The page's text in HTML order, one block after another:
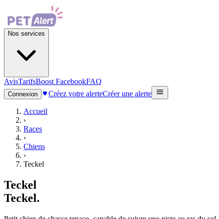
Nos services
AvisTarifsBoost FacebookFAQ
Connexion Créez votre alerteCréer une alerte
Accueil
›
Races
›
Chiens
›
Teckel
Teckel
Teckel.